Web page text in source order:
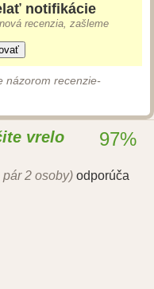
notifikácie
recenzia, zašleme
názorom recenzie-
vrelo
pár 2 osoby) odporúča
97%